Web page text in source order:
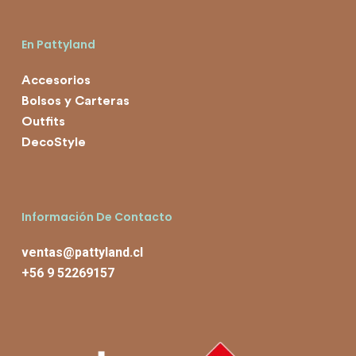
En Pattyland
Accesorios
Bolsos y Carteras
Outfits
DecoStyle
Información De Contacto
ventas@pattyland.cl
+56 9 52269157